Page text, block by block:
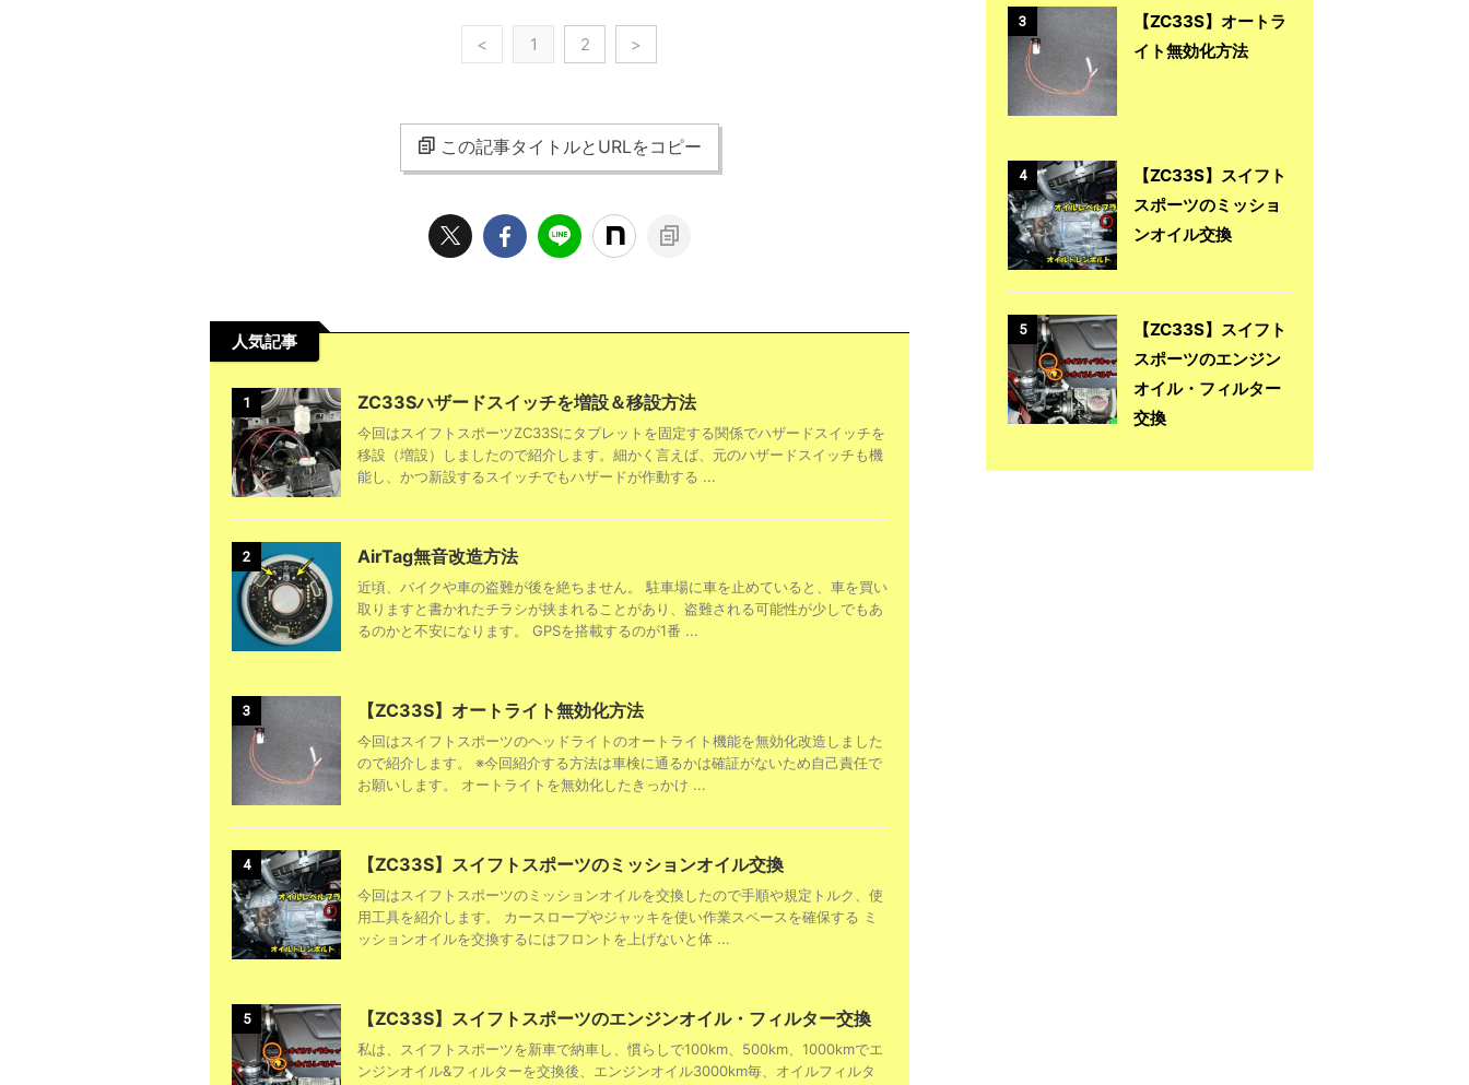
< 1 2 >
この記事タイトルとURLをコピー
人気記事
1 ZC33Sハザードスイッチを増設＆移設方法
今回はスイフトスポーツZC33Sにタブレットを固定する関係でハザードスイッチを
移設（増設）しましたので紹介します。細かく言えば、元のハザードスイッチも機
能し、かつ新設するスイッチでもハザードが作動する ...
2 AirTag無音改造方法
近頃、バイクや車の盗難が後を絶ちません。 駐車場に車を止めていると、車を買い
取りますと書かれたチラシが挟まれることがあり、盗難される可能性が少しでもあ
るのかと不安になります。 GPSを搭載するのが1番 ...
3 【ZC33S】オートライト無効化方法
今回はスイフトスポーツのヘッドライトのオートライト機能を無効化改造しました
ので紹介します。 ※今回紹介する方法は車検に通るかは確証がないため自己責任で
お願いします。 オートライトを無効化したきっかけ ...
4 【ZC33S】スイフトスポーツのミッションオイル交換
今回はスイフトスポーツのミッションオイルを交換したので手順や規定トルク、使
用工具を紹介します。 カースロープやジャッキを使い作業スペースを確保する ミ
ッションオイルを交換するにはフロントを上げないと体 ...
5 【ZC33S】スイフトスポーツのエンジンオイル・フィルター交換
私は、スイフトスポーツを新車で納車し、慣らしで100km、500km、1000kmでエ
ンジンオイル&フィルターを交換後、エンジンオイル3000km毎、オイルフィルタ
3
【ZC33S】オートラ
イト無効化方法
4
【ZC33S】スイフト
スポーツのミッショ
ンオイル交換
5
【ZC33S】スイフト
スポーツのエンジン
オイル・フィルター
交換